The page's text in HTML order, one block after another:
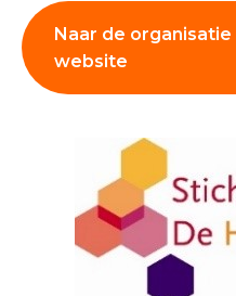
Contact &
Naar de organisatie
website